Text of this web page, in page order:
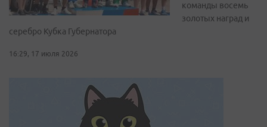
команды восемь
золотых наград и
серебро Кубка Губернатора
16:29, 17 июля 2026